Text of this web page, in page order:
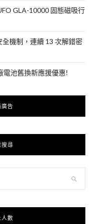
GLA-10000 固態磁吸行
機制，連續 13 次解錯密
電池舊換新應援優惠!
廣告
尋
數